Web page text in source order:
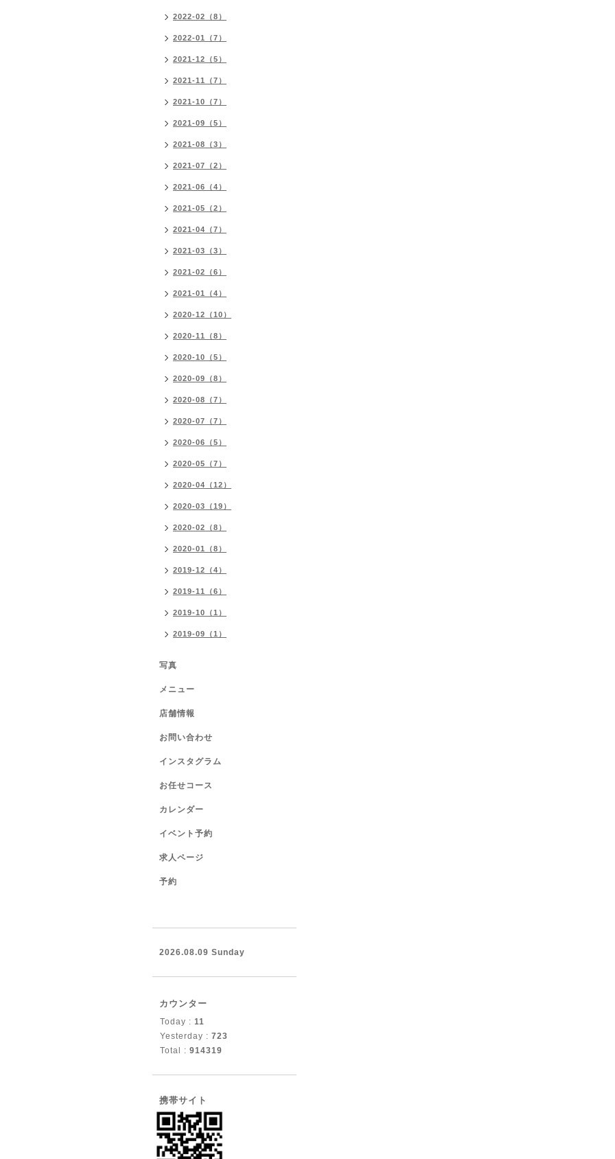
2022-02（8）
2022-01（7）
2021-12（5）
2021-11（7）
2021-10（7）
2021-09（5）
2021-08（3）
2021-07（2）
2021-06（4）
2021-05（2）
2021-04（7）
2021-03（3）
2021-02（6）
2021-01（4）
2020-12（10）
2020-11（8）
2020-10（5）
2020-09（8）
2020-08（7）
2020-07（7）
2020-06（5）
2020-05（7）
2020-04（12）
2020-03（19）
2020-02（8）
2020-01（8）
2019-12（4）
2019-11（6）
2019-10（1）
2019-09（1）
写真
メニュー
店舗情報
お問い合わせ
インスタグラム
お任せコース
カレンダー
イベント予約
求人ページ
予約
2026.08.09 Sunday
カウンター
Today : 11
Yesterday : 723
Total : 914319
携帯サイト